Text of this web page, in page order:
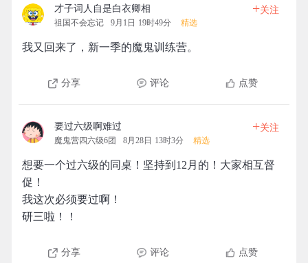
才子词人自是白衣卿相
祖国不会忘记 9月1日 19时49分 精选
+关注
我又回来了，新一季的魔鬼训练营。
分享 评论 点赞
要过六级啊难过
魔鬼营四六级6团 8月28日 13时3分 精选
+关注
想要一个过六级的同桌！坚持到12月的！大家相互督
促！
我这次必须要过啊！
研三啦！！
分享 评论 点赞